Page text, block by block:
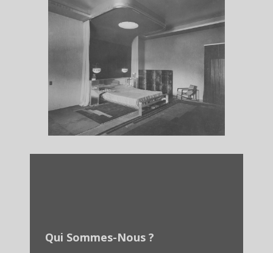
Qui Sommes-Nous ?